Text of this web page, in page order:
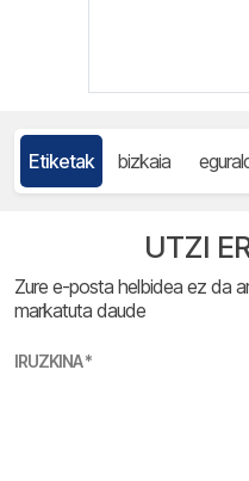
Etiketak bizkaia
UTZI
Zure e-posta helbidea ez da
markatuta daude
IRUZKINA*